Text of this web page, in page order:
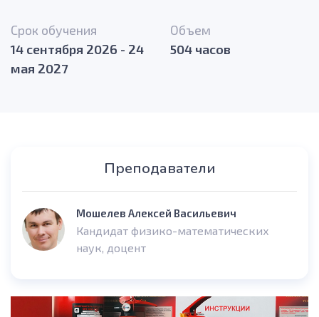
Срок обучения
14 сентября 2026 - 24
мая 2027
Объем
504 часов
Преподаватели
Мошелев Алексей Васильевич
Кандидат физико-математических
наук, доцент